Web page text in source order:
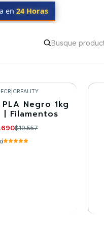
en 24 Horas
CREALITY
Negro 1kg
| Filamentos
$19.557